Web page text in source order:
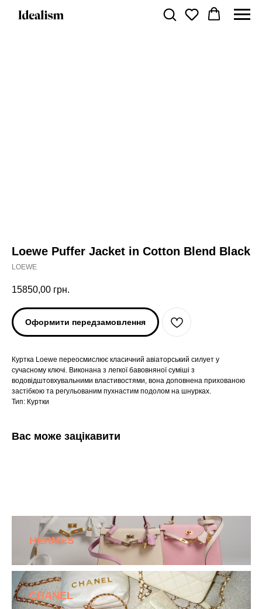
Loewe Puffer Jacket in Cotton Blend Black
LOEWE
15850,00 грн.
Оформити передзамовлення
Куртка Loewe переосмислює класичний авіаторський силует у
сучасному ключі. Виконана з легкої бавовняної суміші з
водовідштовхувальними властивостями, вона доповнена прихованою
застібкою та регульованим пухнастим подолом на шнурках.
Тип: Куртки
Вас може зацікавити
HERMES
CHANEL